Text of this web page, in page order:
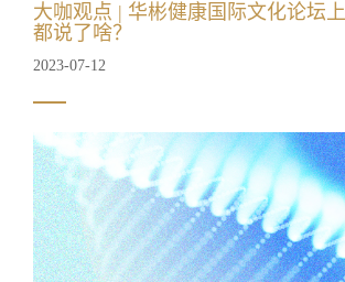
大咖观点 | 华彬健康国际文化论坛
都说了啥？
2023-07-12